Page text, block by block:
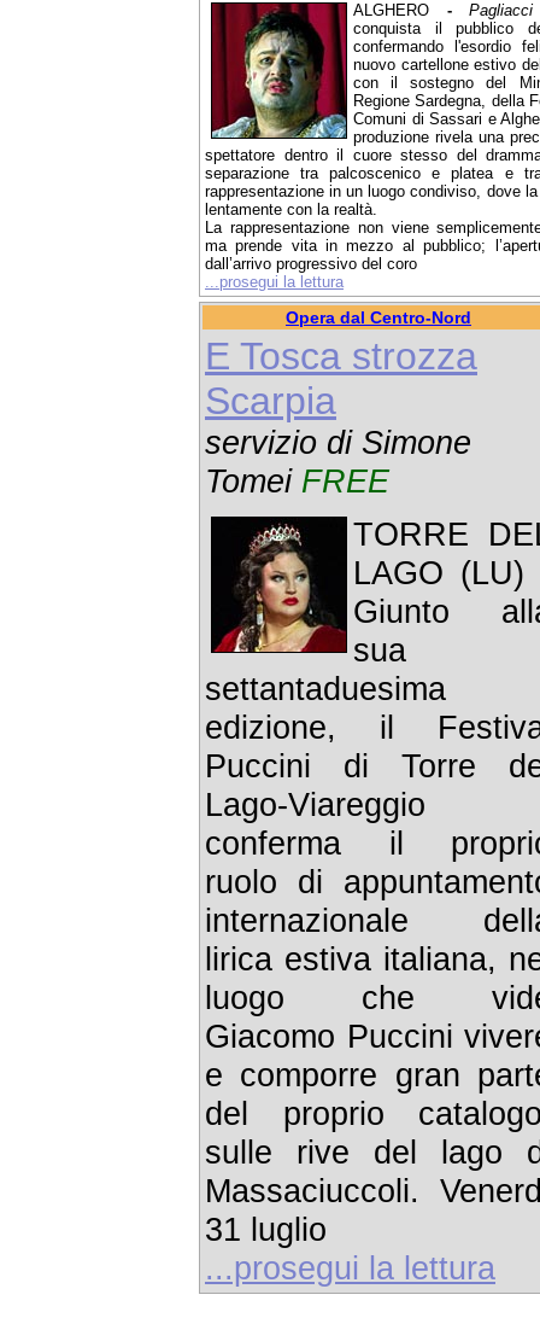
ALGHERO -Pagliacci
conquista il pubblico
confermando l'esordio
nuovo cartellone estivo
con il sostegno del
Regione Sardegna, della
Comuni di Sassari e
produzione rivela una
spettatore dentro il cuore stesso del
separazione tra palcoscenico e platea e
rappresentazione in un luogo condiviso, dove
lentamente con la realtà.
La rappresentazione non viene
ma prende vita in mezzo al pubblico;
dall’arrivo progressivo del coro
...prosegui la lettura
Opera dal Centro-Nord
E Tosca strozza
Scarpia
servizio di Simone
Tomei FREE
TORRE
LAGO (LU)
Giunto
sua
settantaduesima
edizione, il
Puccini di Torre
Lago-Viareggio
conferma il
ruolo di
internazionale
lirica estiva italiana,
luogo che
Giacomo Puccini
e comporre gran
del proprio
sulle rive del lago
Massaciuccoli.
31 luglio
...prosegui la lettura